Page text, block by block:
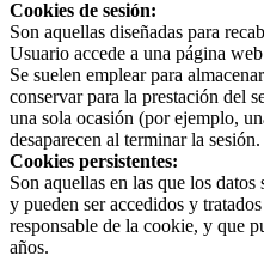
Cookies de sesión:
Son aquellas diseñadas para
Usuario accede a una página
Se suelen emplear para
conservar para la prestación del
una sola ocasión (por ejemplo,
desaparecen al terminar la sesión.
Cookies persistentes:
Son aquellas en las que los
y pueden ser accedidos y
responsable de la cookie, y que
años.